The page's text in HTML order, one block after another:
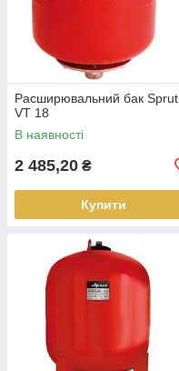
Расширювальний бак Sprut
VT 18
В наявності
2 485,20 ₴
Купити